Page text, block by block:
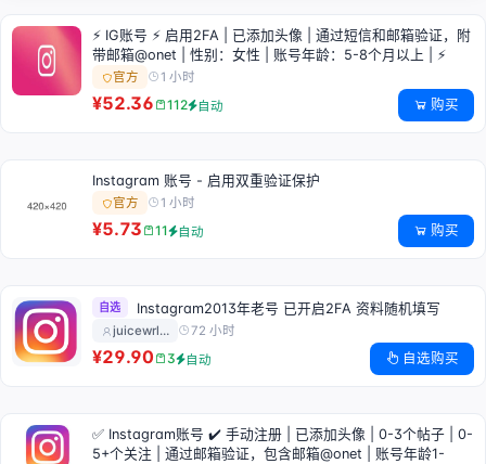
⚡️ IG账号 ⚡️ 启用2FA | 已添加头像 | 通过短信和邮箱验证，附
带邮箱@onet | 性别：女性 | 账号年龄：5-8个月以上 | ⚡️
官方 1 小时
¥52.36 112 自动 购买
Instagram 账号 - 启用双重验证保护
官方 1 小时
¥5.73 11 自动 购买
自选 Instagram2013年老号 已开启2FA 资料随机填写
juicewrl… 72 小时
¥29.90 3 自动 自选购买
✅ Instagram账号 ✔️ 手动注册 | 已添加头像 | 0-3个帖子 | 0-
5+个关注 | 通过邮箱验证，包含邮箱@onet | 账号年龄1-